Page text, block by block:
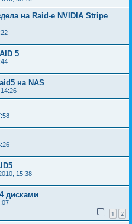
на Raid-е NVIDIA Stripe
5
на NAS
15:38
дисками
1 2